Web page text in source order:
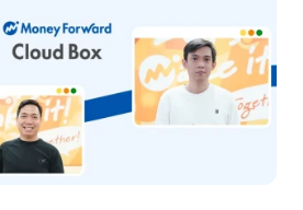
Office
Building, 11 Doan Van Bo Street,
Minh City, Vietnam
No. 54A Nguyen Chi Thanh, Lang